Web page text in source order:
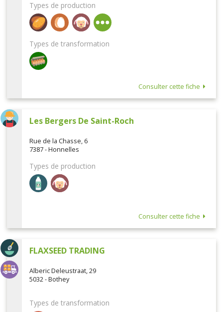
Types de production
Types de transformation
Consulter cette fiche
Les Bergers De Saint-Roch
Rue de la Chasse, 6
7387 - Honnelles
Types de production
Consulter cette fiche
FLAXSEED TRADING
Alberic Deleustraat, 29
5032 - Bothey
Types de transformation